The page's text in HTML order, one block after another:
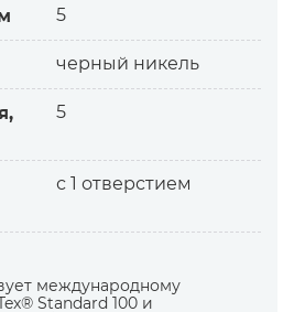
покрытие,
глажению и
крепления
сделаны под
апробация
5
черный никель
5
с 1 отверстием
международному
Standard 100 и